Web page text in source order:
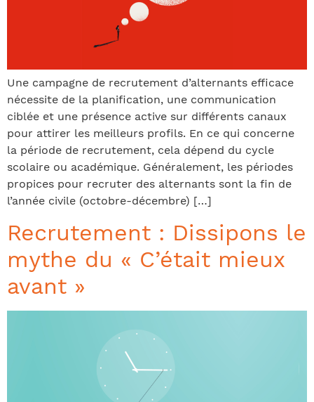
Une campagne de recrutement d’alternants efficace
nécessite de la planification, une communication
ciblée et une présence active sur différents canaux
pour attirer les meilleurs profils. En ce qui concerne
la période de recrutement, cela dépend du cycle
scolaire ou académique. Généralement, les périodes
propices pour recruter des alternants sont la fin de
l’année civile (octobre-décembre) […]
Recrutement : Dissipons le
mythe du « C’était mieux
avant »